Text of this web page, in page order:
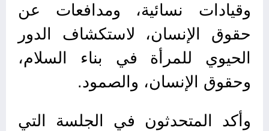
وقيادات نسائية، ومدافعات عن
حقوق الإنسان، لاستكشاف الدور
الحيوي للمرأة في بناء السلام،
وحقوق الإنسان، والصمود.
وأكد المتحدثون في الجلسة التي